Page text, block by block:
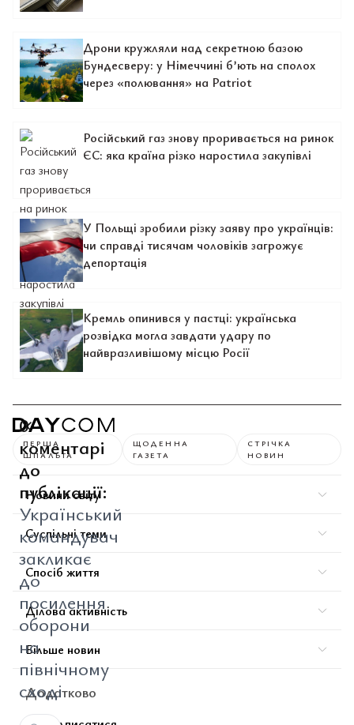
Дрони кружляли над секретною базою
Бундесверу: у Німеччині б’ють на сполох
через «полювання» на Patriot
Російський газ знову проривається на ринок
ЄС: яка країна різко наростила закупівлі
У Польщі зробили різку заяву про українців:
чи справді тисячам чоловіків загрожує
депортація
Кремль опинився у пастці: українська
розвідка могла завдати удару по
найвразливішому місцю Росії
0
коментарі
до
публікації:
Український
командувач
закликає
до
посилення
оборони
на
північному
сході
ПЕРША
ШПАЛЬТА
ЩОДЕННА
ГАЗЕТА
СТРІЧКА
НОВИН
Новини світу
Суспільні теми
Спосіб життя
Ділова активність
Більше новин
Додатково